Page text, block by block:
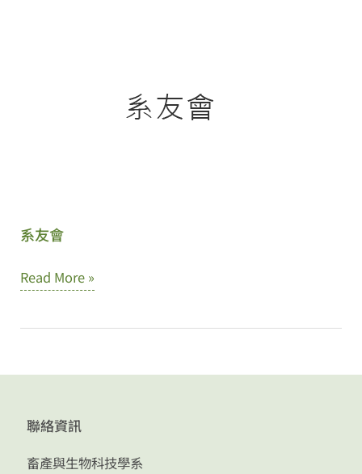
系友會
系
會
Read More »
聯絡資訊
畜產與生物科技學系